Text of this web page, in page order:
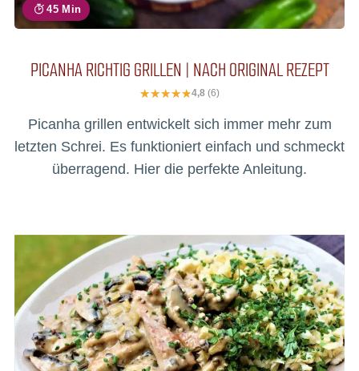
45 Min
PICANHA RICHTIG GRILLEN | NACH ORIGINAL REZEPT
4,8 (6)
Picanha grillen entwickelt sich immer mehr zum
letzten Schrei. Es funktioniert einfach und schmeckt
überragend. Hier die perfekte Anleitung.